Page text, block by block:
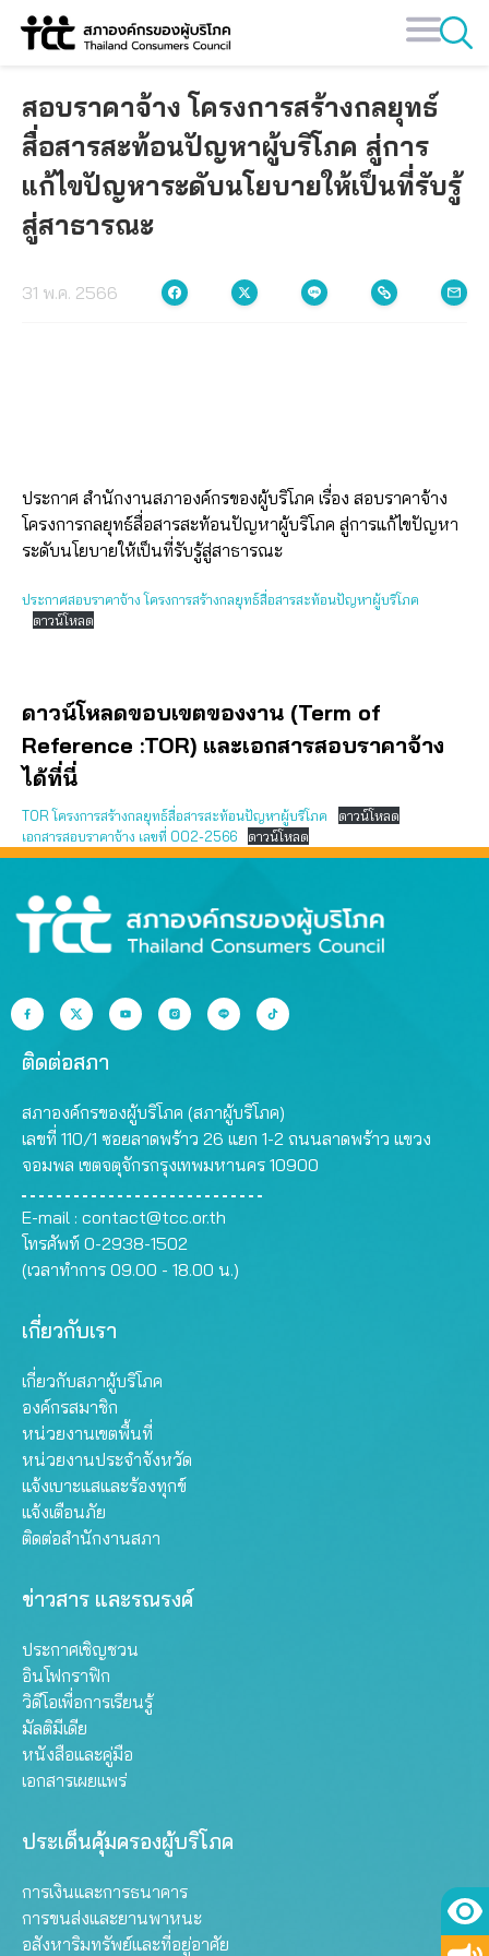
Skip
สอบราคาจ้าง โครงการสร้างกลยุทธ์
สื่อสารสะท้อนปัญหาผู้บริโภค สู่การ
แก้ไขปัญหาระดับนโยบายให้เป็นที่รับรู้
สู่สาธารณะ
31 พ.ค. 2566
ประกาศ สำนักงานสภาองค์กรของผู้บริโภค เรื่อง สอบราคาจ้าง
โครงการกลยุทธ์สื่อสารสะท้อนปัญหาผู้บริโภค สู่การแก้ไขปัญหา
ระดับนโยบายให้เป็นที่รับรู้สู่สาธารณะ
ประกาศสอบราคาจ้าง โครงการสร้างกลยุทธ์สื่อสารสะท้อนปัญหาผู้บริโภค
ดาวน์โหลด
ดาวน์โหลดขอบเขตของงาน (Term of
Reference :TOR) และเอกสารสอบราคาจ้าง
ได้ที่นี่
TOR โครงการสร้างกลยุทธ์สื่อสารสะท้อนปัญหาผู้บริโภค
ดาวน์โหลด
เอกสารสอบราคาจ้าง เลขที่ 002-2566
ดาวน์โหลด
ติดต่อสภา
สภาองค์กรของผู้บริโภค (สภาผู้บริโภค)
เลขที่ 110/1 ซอยลาดพร้าว 26 แยก 1-2 ถนนลาดพร้าว แขวง
จอมพล เขตจตุจักรกรุงเทพมหานคร 10900
E-mail : contact@tcc.or.th
โทรศัพท์ 0-2938-1502
(เวลาทำการ 09.00 - 18.00 น.)
เกี่ยวกับเรา
เกี่ยวกับสภาผู้บริโภค
องค์กรสมาชิก
หน่วยงานเขตพื้นที่
หน่วยงานประจำจังหวัด
แจ้งเบาะแสและร้องทุกข์
แจ้งเตือนภัย
ติดต่อสำนักงานสภา
ข่าวสาร และรณรงค์
ประกาศเชิญชวน
อินโฟกราฟิก
วิดีโอเพื่อการเรียนรู้
มัลติมีเดีย
หนังสือและคู่มือ
เอกสารเผยแพร่
ประเด็นคุ้มครองผู้บริโภค
การเงินและการธนาคาร
การขนส่งและยานพาหนะ
อสังหาริมทรัพย์และที่อยู่อาศัย